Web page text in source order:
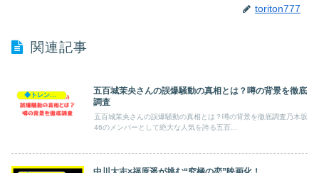
toriton777
関連記事
五百城茉央さんの誤爆騒動の真相とは？噂の背景を徹底
調査
五百城茉央さんの誤爆騒動の真相とは？噂の背景を徹底調査乃木坂
46のメンバーとして絶大な人気を誇る五百...